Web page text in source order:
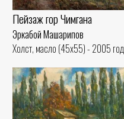
Пейзаж гор Чимгана
Эркабой Машарипов
Холст, масло (45x55) - 2005 год